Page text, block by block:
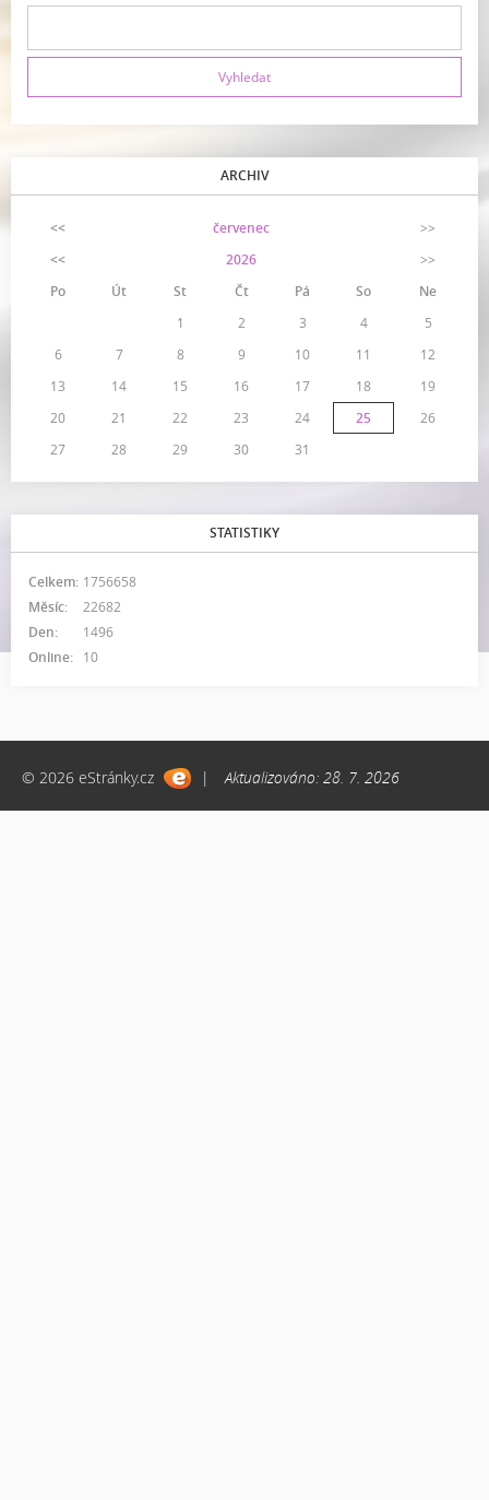
ARCHIV
<< červenec
>>
<<
2026
>>
Po
Út St Čt Pá So
Ne
1
2 3 4
5
6
7 8 9 10 11
12
13
14 15 16 17 18
19
20
21 22 23 24 25
26
27
28 29 30 31
STATISTIKY
Online: 10
Celkem: 1756658
Měsíc:
22682
Den:
1496
© 2026 eStránky.cz | Aktualizováno: 28. 7. 2026